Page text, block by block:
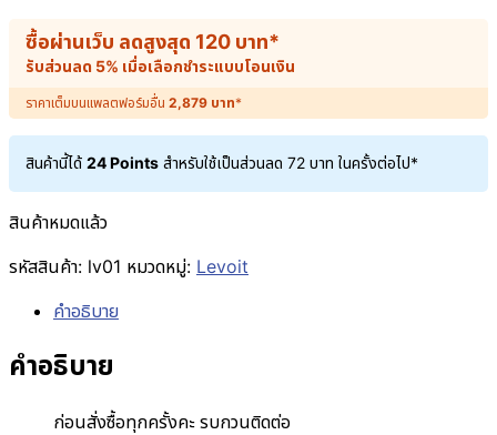
ซื้อผ่านเว็บ ลดสูงสุด 120 บาท*
รับส่วนลด 5% เมื่อเลือกชำระแบบโอนเงิน
ราคาเต็มบนแพลตฟอร์มอื่น 2,879 บาท*
สินค้านี้ได้ 24 Points สำหรับใช้เป็นส่วนลด 72 บาท ในครั้งต่อไป*
สินค้าหมดแล้ว
รหัสสินค้า: lv01 หมวดหมู่: Levoit
คำอธิบาย
คำอธิบาย
ก่อนสั่งซื้อทุกครั้งคะ รบกวนติดต่อ